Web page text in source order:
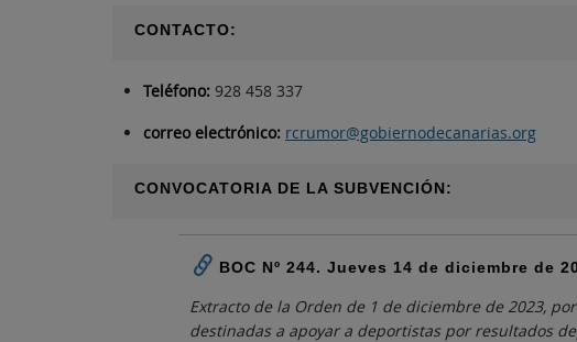
CONTACTO:
Teléfono: 928 458 337
correo electrónico: rcrumor@gobiernodecanarias.org
CONVOCATORIA DE LA SUBVENCIÓN:
BOC Nº 244. Jueves 14 de diciembre de
Extracto de la Orden de 1 de diciembre de 2023,
destinadas a apoyar a deportistas por resultados